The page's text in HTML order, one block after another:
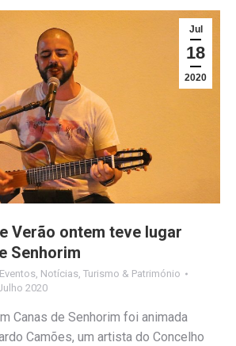
Jul
18
2020
Verão ontem teve lugar
Senhorim
Eventos, Notícias, Turismo & Património
2020
Canas de Senhorim foi animada
Camões, um artista do Concelho